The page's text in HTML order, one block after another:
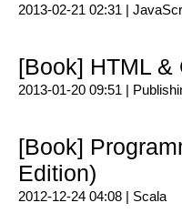
2013-02-21 02:31 |
[Book] HTML &
2013-01-20 09:51 |
[Book]
Edition)
2012-12-24 04:08 | Scala